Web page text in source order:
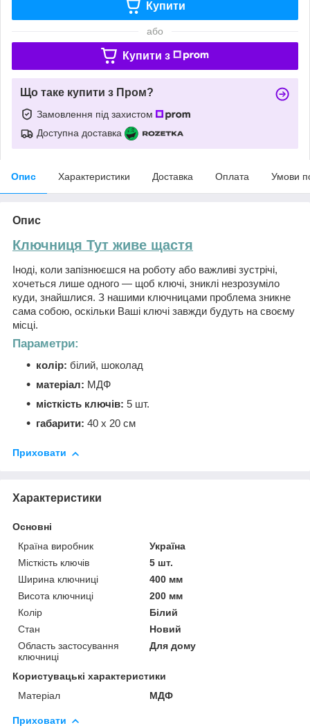
Купити
або
Купити з
Що таке купити з Пром?
Замовлення під захистом
Доступна доставка
Опис Характеристики Доставка Оплата Умови
Опис
Ключниця Тут живе щастя
Іноді, коли запізнюєшся на роботу або важливі зустрічі,
хочеться лише одного — щоб ключі, зниклі незрозуміло
куди, знайшлися. З нашими ключницами проблема зникне
сама собою, оскільки Ваші ключі завжди будуть на своєму
місці.
Параметри:
колір: білий, шоколад
матеріал: МДФ
місткість ключів: 5 шт.
габарити: 40 х 20 см
Приховати
Характеристики
Основні
Країна виробник
Україна
Місткість ключів
5 шт.
Ширина ключниці
400 мм
Висота ключниці
200 мм
Колір
Білий
Стан
Новий
Область застосування
ключниці
Для дому
Користувацькі характеристики
Матеріал
МДФ
Приховати